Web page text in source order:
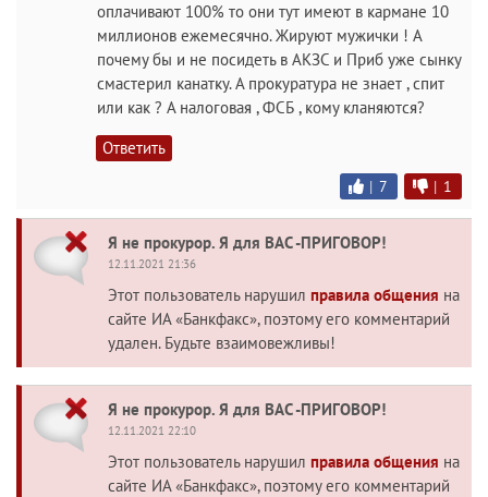
оплачивают 100% то они тут имеют в кармане 10
миллионов ежемесячно. Жируют мужички ! А
почему бы и не посидеть в АКЗС и Приб уже сынку
смастерил канатку. А прокуратура не знает , спит
или как ? А налоговая , ФСБ , кому кланяются?
Ответить
| 7 | 1
Я не прокурор. Я для ВАС -ПРИГОВОР!
12.11.2021 21:36
Этот пользователь нарушил правила общения на
сайте ИА «Банкфакс», поэтому его комментарий
удален. Будьте взаимовежливы!
Я не прокурор. Я для ВАС -ПРИГОВОР!
12.11.2021 22:10
Этот пользователь нарушил правила общения на
сайте ИА «Банкфакс», поэтому его комментарий